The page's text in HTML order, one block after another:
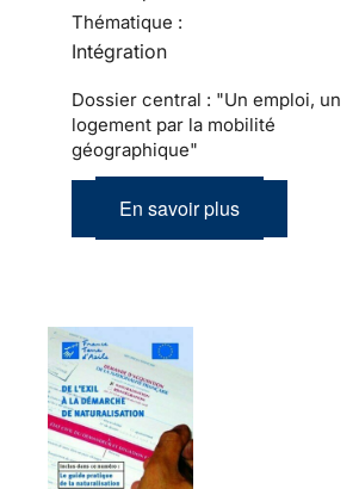
Thématique :
Intégration
Dossier central : "Un emploi, un
logement par la mobilité
géographique"
En savoir plus